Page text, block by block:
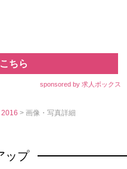
ちら
sponsored by 求人ボックス
2016> 画像・写真詳細
ップ